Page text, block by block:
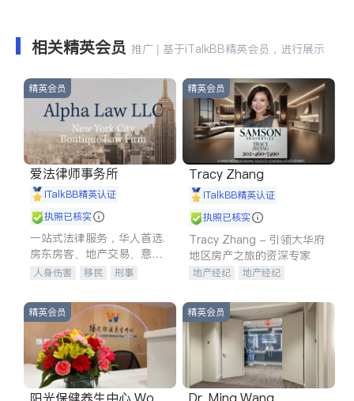
相关精英会员 推广 | 基于iTalkBB精英会员，进行展示
精英会员
爱法律师事务所
iTalkBB精英认证
执照已核实
一站式法律服务，华人首选.
房东房客、地产交易、意外
伤害、车祸重伤、商业诉
建筑合同、刑事案件全包办
人身伤害 移民
刑事
信托/遗嘱
商业
商标注册
律师-其它 保释
精英会员
Tracy Zhang
iTalkBB精英认证
执照已核实
Tracy Zhang - 引领大华府
地区房产之旅的资深专家
地产经纪
地产经纪
商铺租售
开发商建商
精英会员
阳光保健养生中心 World
精英会员
Dr. Ming Wang